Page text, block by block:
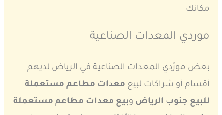
مكانك
موردي المعدات الصناعية
بعض مورّدي المعدات الصناعية في الرياض لديهم
أقسام أو شراكات لبيع معدات مطاعم مستعملة
للبيع جنوب الرياض وبيع معدات مطاعم مستعملة